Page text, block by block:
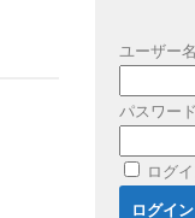
ユーザー
パスワード
ログ